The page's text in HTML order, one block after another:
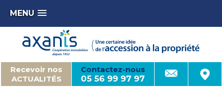
MENU
Contactez-nous
05 56 99 97 97
Recevoir nos
ACTUALITÉS